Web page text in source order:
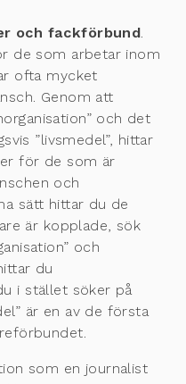
och fackförbund
de som arbetar inom
ofta mycket
Genom att
och det
”livsmedel”, hittar
för de som är
och
sätt hittar du de
är kopplade, sök
och
du
i stället söker på
är en av de första
som en journalist